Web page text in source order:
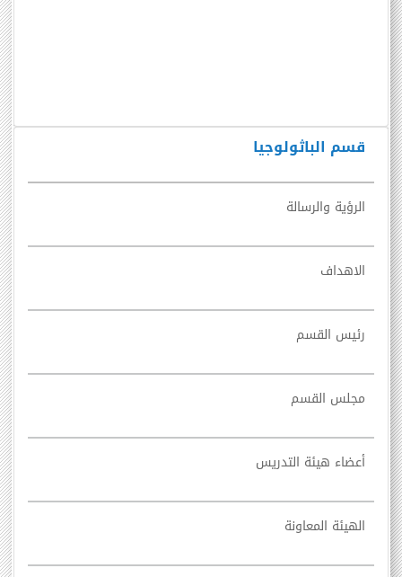
قسم الباثولوجيا
الرؤية والرسالة
الاهداف
رئيس القسم
مجلس القسم
أعضاء هيئة التدريس
الهيئة المعاونة